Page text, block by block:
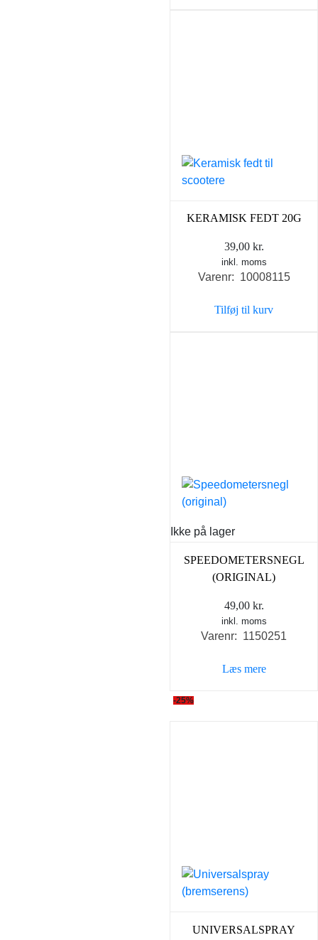
KERAMISK FEDT 20G
39,00 kr.
inkl. moms
Varenr: 10008115
Tilføj til kurv
Ikke på lager
SPEEDOMETERSNEGL
(ORIGINAL)
49,00 kr.
inkl. moms
Varenr: 1150251
Læs mere
-25%
UNIVERSALSPRAY